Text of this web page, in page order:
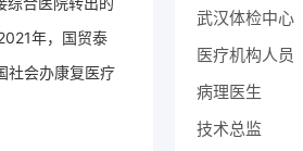
年，国贸泰
社会办康复医疗
武汉体检中心
医疗机构人员
病理医生
技术总监